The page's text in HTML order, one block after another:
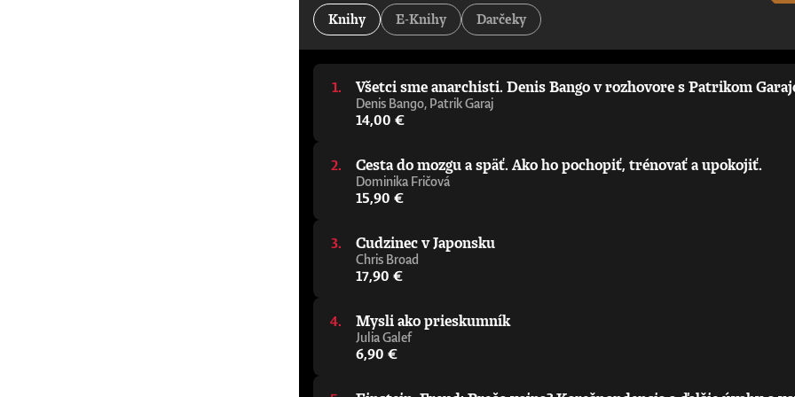
kancelár Oxfordskej univerzity„Jeden z najdôležitejších a najzaujímavejších príspevkov k debate o umelej inteligencii –
Alastair Campbell a Rory Stewart, podcast The Rest Is Politics„Strhujúca kniha o umelej inteligencii od človeka, ktorý sa
pomôže vám zorientovať sa v tejto téme, aj keď nemáte technické vzdelanie. Úprimne odporúčam.“ - Wendy Hall,
napísal elegantného a zrozumiteľného sprievodcu príležitosťami, výzvami, nebezpečenstvami a benefitmi, ktoré prináša
porozumieť budúcnosti.“ - Julie Maxton, predsedníčka Ada Lovelace Institute„Richard Susskind je majster
varovný signál, ktorého cieľom je čo najrýchlejšie upriamiť pozornosť na čoraz výkonnejšiu umelú inteligenciu zajtrajška.
mysliteľ, ktorý sa témou umelej inteligencie zaoberá už celé desaťročia. Nemusíte súhlasiť s jeho závermi ani s
sprievodcu premýšľaním o AI.“ - Tom Melham, profesor informatiky, Oxfordská univerzita
Knihy E-Knihy Darčeky
Všetci sme anarchisti. Denis Bango v rozhovore s Patrikom
Denis Bango, Patrik Garaj
14,00 €
Cesta do mozgu a späť. Ako ho pochopiť, trénovať a upokojiť.
Dominika Fričová
15,90 €
Cudzinec v Japonsku
Chris Broad
17,90 €
Mysli ako prieskumník
Julia Galef
6,90 €